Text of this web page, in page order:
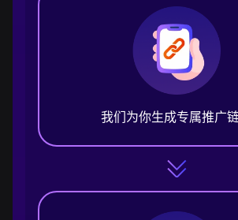
我们为你生成专属推广